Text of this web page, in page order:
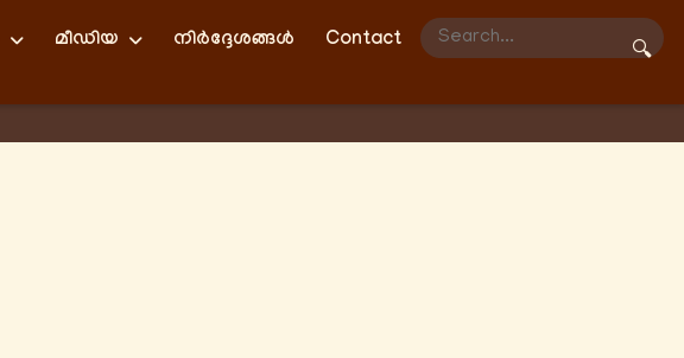
മീഡിയ നിർദ്ദേശങ്ങൾ Contact
🔍